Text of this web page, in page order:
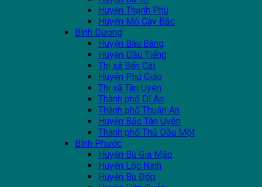
Huyện Thạnh Phú
Huyện Mỏ Cày Bắc
Bình Dương
Huyện Bàu Bàng
Huyện Dầu Tiếng
Thị xã Bến Cát
Huyện Phú Giáo
Thị xã Tân Uyên
Thành phố Dĩ An
Thành phố Thuận An
Huyện Bắc Tân Uyên
Thành phố Thủ Dầu Một
Bình Phước
Huyện Bù Gia Mập
Huyện Lộc Ninh
Huyện Bù Đốp